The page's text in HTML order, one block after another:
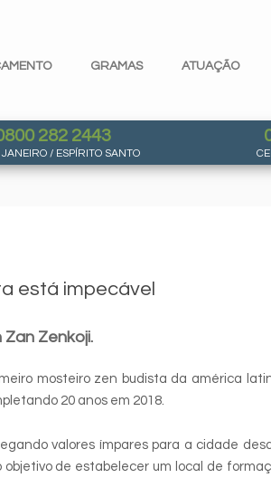
GRAMAS ATUAÇÃO
282 2443
JANEIRO / ESPÍRITO SANTO
está impecável
Zenkoji.
mosteiro zen budista da américa
20 anos em 2018.
valores ímpares para a cidade
de estabelecer um local de